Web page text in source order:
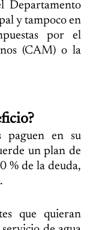
Departamento
y tampoco en
por el
(CAM) o la
paguen en su
un plan de
% de la deuda,
que quieran